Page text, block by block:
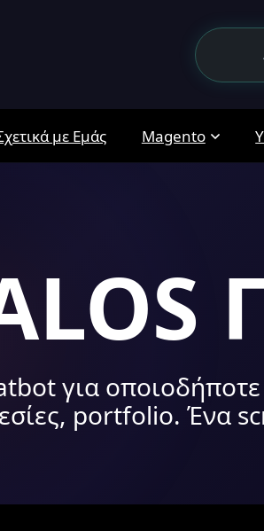
με Εμάς Magento
για
portfolio. Ένα